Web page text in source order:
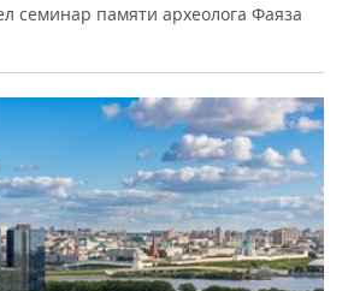
семинар памяти археолога Фаяза